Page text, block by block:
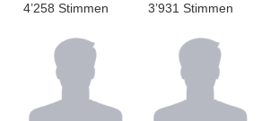
4’258 Stimmen 3’931 Stimmen